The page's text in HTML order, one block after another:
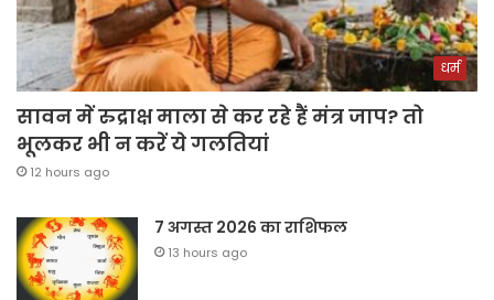
धर्म
सावन में रुद्राक्ष माला से कर रहे हैं मंत्र जाप? तो
भूलकर भी न करें ये गलतियां
12 hours ago
7 अगस्त 2026 का राशिफल
13 hours ago